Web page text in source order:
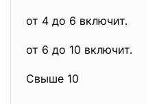
от 4 до 6 включит.
от 6 до 10 включит.
Свыше 10